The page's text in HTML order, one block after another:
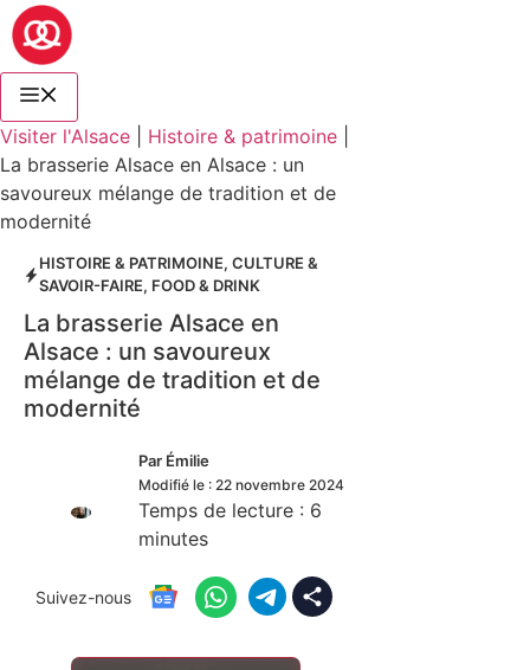
Visiter l'Alsace Histoire & patrimoine
La brasserie Alsace en Alsace : un
savoureux mélange de tradition et de
modernité
HISTOIRE & PATRIMOINE, CULTURE &
SAVOIR-FAIRE, FOOD & DRINK
La brasserie Alsace en
Alsace : un savoureux
mélange de tradition et de
modernité
Par Émilie
Modifié le : 22 novembre 2024
Temps de lecture : 6
minutes
Suivez-nous